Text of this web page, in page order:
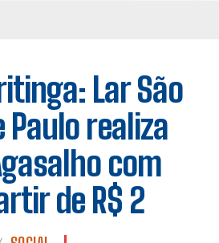
Lar São
Paulo realiza
com
de R$ 2